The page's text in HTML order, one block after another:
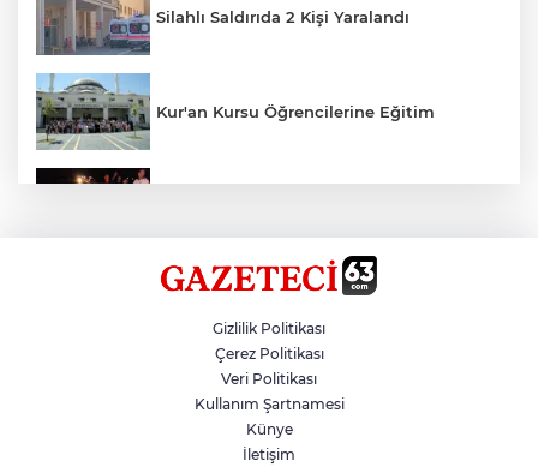
Silahlı Saldırıda 2 Kişi Yaralandı
Kur'an Kursu Öğrencilerine Eğitim
Siverek’te Mahmut Gülel Dönemi
Filistin Konvoyuna Coşkulu Karşılama
Gizlilik Politikası
Çerez Politikası
Veri Politikası
Kullanım Şartnamesi
Künye
İletişim